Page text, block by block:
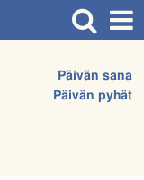
Päivän sana
Päivän pyhät